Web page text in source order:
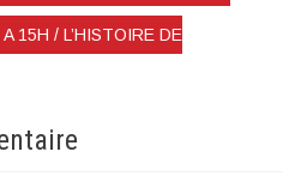
15H / L’HISTOIRE DE